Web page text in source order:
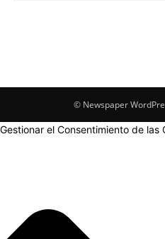
© Newspaper
Gestionar el Consentimiento de las